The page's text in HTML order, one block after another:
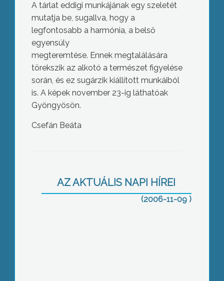
A tárlat eddigi munkájának egy szeletét
mutatja be, sugallva, hogy a
legfontosabb a harmónia, a belső
egyensúly
megteremtése. Ennek megtalálására
törekszik az alkotó a természet figyelése
során, és ez sugárzik kiállított munkáiból
is. A képek november 23-ig láthatóak
Gyöngyösön.
Csefán Beáta
AZ AKTUÁLIS NAPI HÍREI
(2006-11-09 )
Új púpok a völgyben – két tevével
több a Lovastanya Udvarháznál